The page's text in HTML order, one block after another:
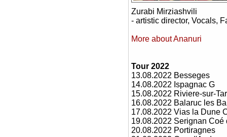
Zurabi Mirziashvili
- artistic director, Vocals,
More about Ananuri
Tour 2022
13.08.2022 Besseges
14.08.2022 Ispagnac G
15.08.2022 Riviere-sur-
16.08.2022 Balaruc les
17.08.2022 Vias la Dune
19.08.2022 Serignan Coé
20.08.2022 Portiragnes